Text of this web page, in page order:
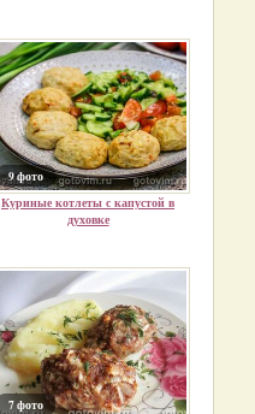
9 фото
Куриные котлеты с капустой в
духовке
7 фото